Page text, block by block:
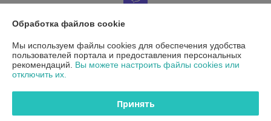
Информация для покупателя
Юридическое лицо: ООО"ДетальРемСервис"
220141 г. Минск, ул. Франциска Скорины 54А, офис 401
Обработка файлов cookie
Мы используем файлы cookies для обеспечения удобства
пользователей портала и предоставления персональных
рекомендаций. Вы можете настроить файлы cookies или
отключить их.
Принять